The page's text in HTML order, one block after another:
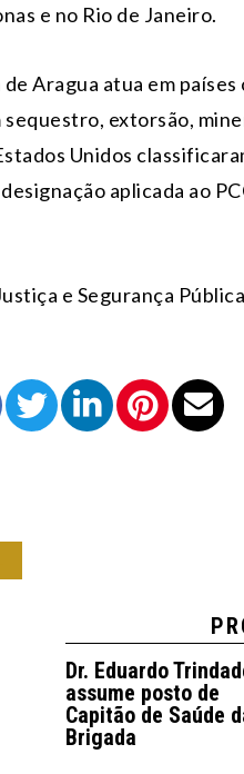
e no Rio de Janeiro.
Aragua atua em países
extorsão,
Unidos
aplicada ao
e Segurança
Dr. Eduardo
assume posto de
Capitão de Saúde
Brigada